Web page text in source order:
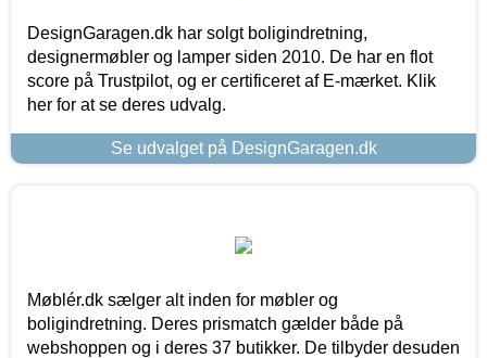
DesignGaragen.dk har solgt boligindretning,
designermøbler og lamper siden 2010. De har en flot
score på Trustpilot, og er certificeret af E-mærket. Klik
her for at se deres udvalg.
Se udvalget på DesignGaragen.dk
Møblér.dk sælger alt inden for møbler og
boligindretning. Deres prismatch gælder både på
webshoppen og i deres 37 butikker. De tilbyder desuden